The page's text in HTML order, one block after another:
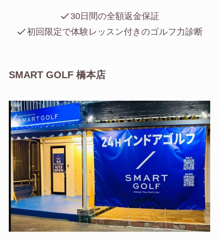
30日間の全額返金保証
初回限定で体験レッスン付きのゴルフ力診断
SMART GOLF 橋本店